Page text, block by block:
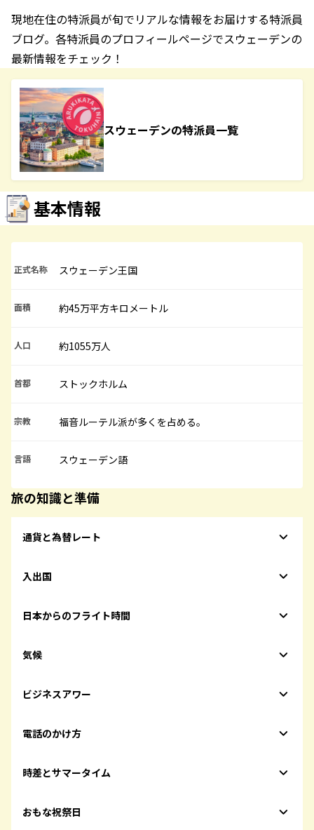
現地在住の特派員が旬でリアルな情報をお届けする特派員
ブログ。各特派員のプロフィールページでスウェーデンの
最新情報をチェック！
スウェーデンの特派員一覧
基本情報
正式名称 スウェーデン王国
面積 約45万平方キロメートル
人口 約1055万人
首都 ストックホルム
宗教 福音ルーテル派が多くを占める。
言語 スウェーデン語
旅の知識と準備
通貨と為替レート
入出国
日本からのフライト時間
気候
ビジネスアワー
電話のかけ方
時差とサマータイム
おもな祝祭日